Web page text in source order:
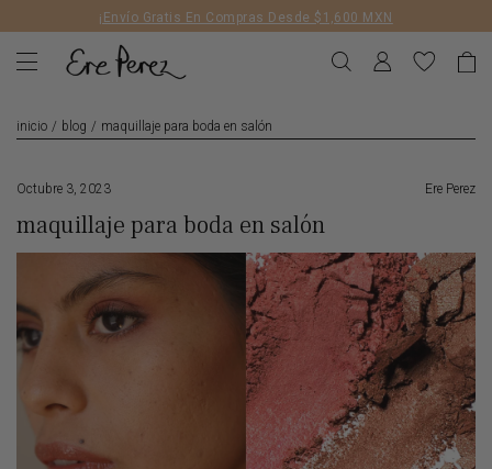
Liquid error (layout/theme line 172): Could not find asset
snippets/geolizr-api.liquid
¡Envío Gratis En Compras Desde $1,600 MXN
inicio / blog / maquillaje para boda en salón
Octubre 3, 2023 Ere Perez
maquillaje para boda en salón